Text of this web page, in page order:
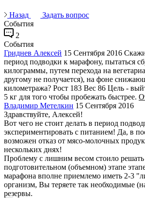
Назад
Задать вопрос
События
2
События
Гриднев Алексей 15 Сентября 2016
период подводки к марафону, пытаться
килограммы, путем перехода на
другому не получается), на фоне
километража? Рост 183 Вес 86 Цель -
5 кг для того чтобы пробежать быстрее.
Владимир Метелкин 15 Сентября 2016
Здравствуйте, Алексей!
Вот чего не стоит делать в период
экспериментировать с питанием! Да, в
возможен отказ от мясо-молочных
нескольких днях!
Проблему с лишним весом стоило решать
подготовительном (объемном) этапе
марафона вполне приемлемо иметь 2-3
организм, Вы теряете так необходимые
резервы.